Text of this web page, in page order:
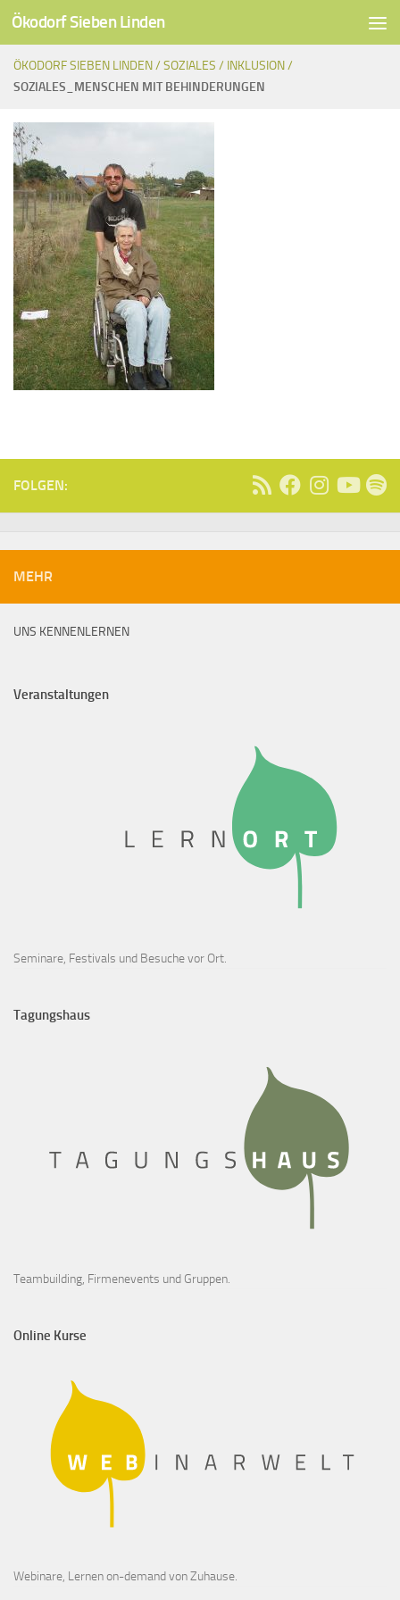
Unter dem Inhalt
Ökodorf Sieben Linden
ÖKODORF SIEBEN LINDEN /SOZIALES / INKLUSION /
SOZIALES_MENSCHEN MIT BEHINDERUNGEN
FOLGEN:
MEHR
UNS KENNENLERNEN
Veranstaltungen
Seminare, Festivals und Besuche vor Ort.
Tagungshaus
Teambuilding, Firmenevents und Gruppen.
Online Kurse
Webinare, Lernen on-demand von Zuhause.